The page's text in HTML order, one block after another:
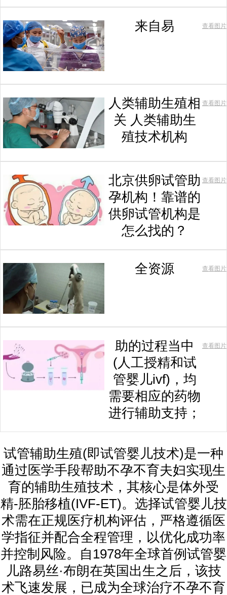
来自易 查看图片
人类辅助生殖相
关 人类辅助生
殖技术机构
查看图片
北京供卵试管助
孕机构！靠谱的
供卵试管机构是
怎么找的？
查看图片
全资源 查看图片
助的过程当中
(人工授精和试
管婴儿ivf)，均
需要相应的药物
进行辅助支持；
查看图片
试管辅助生殖(即试管婴儿技术)是一种
通过医学手段帮助不孕不育夫妇实现生
育的辅助生殖技术，其核心是体外受
精-胚胎移植(IVF-ET)。选择试管婴儿技
术需在正规医疗机构评估，严格遵循医
学指征并配合全程管理，以优化成功率
并控制风险。自1978年全球首例试管婴
儿路易丝·布朗在英国出生之后，该技
术飞速发展，已成为全球治疗不孕不育